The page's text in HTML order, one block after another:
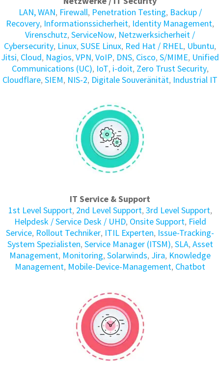
LAN, WAN, Firewall, Penetration Testing, Backup /
Recovery, Informations­sicherheit, Identity Manage­ment,
Virenschutz, ServiceNow, Netzwerksicherheit /
Cybersecurity, Linux, SUSE Linux, Red Hat / RHEL, Ubuntu,
Jitsi, Cloud, Nagios, VPN, VoIP, DNS, Cisco, S/MIME, Unified
Communications (UC), IoT, i-doit, Zero Trust Security,
Cloudflare, SIEM, NIS-2, Digitale Souveränität, Industrial IT
IT Service & Support
1st Level Support, 2nd Level Support, 3rd Level Support,
Helpdesk / Service Desk / UHD, Onsite Support, Field
Service, Rollout Techniker, ITIL Experten, Issue-Tracking-
System Spezialisten, Service Manager (ITSM), SLA, Asset
Management, Monitoring, Solarwinds, Jira, Knowledge
Management, Mobile-Device-Management, Chatbot